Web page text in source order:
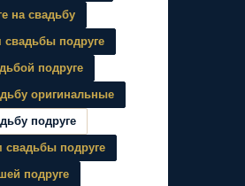
на свадьбу
свадьбы подруге
подруге
оригинальные
подруге
свадьбы подруге
подруге